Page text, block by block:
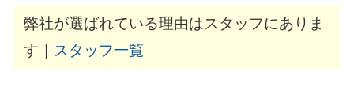
弊社が選ばれている理由はスタッフにありま
す｜ スタッフ一覧